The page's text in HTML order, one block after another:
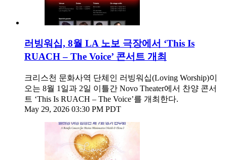
러빙워십, 8월 LA 노보 극장에서 ‘This Is
RUACH – The Voice’ 콘서트 개최
크리스천 문화사역 단체인 러빙워십(Loving Worship)이
오는 8월 1일과 2일 이틀간 Novo Theater에서 찬양 콘서
트 ‘This Is RUACH – The Voice’를 개최한다.
May 29, 2026 03:30 PM PDT